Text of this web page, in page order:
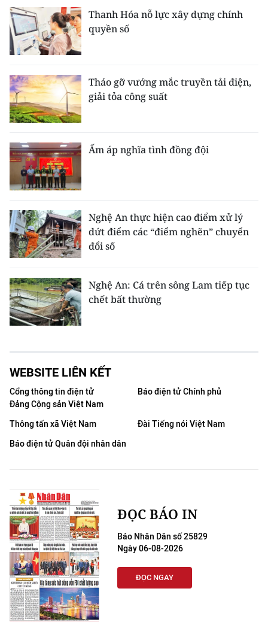
Thanh Hóa nỗ lực xây dựng chính
quyền số
Tháo gỡ vướng mắc truyền tải điện,
giải tỏa công suất
Ấm áp nghĩa tình đồng đội
Nghệ An thực hiện cao điểm xử lý
dứt điểm các “điểm nghẽn” chuyển
đổi số
Nghệ An: Cá trên sông Lam tiếp tục
chết bất thường
WEBSITE LIÊN KẾT
Cổng thông tin điện tử
Đảng Cộng sản Việt Nam
Báo điện tử Chính phủ
Thông tấn xã Việt Nam
Đài Tiếng nói Việt Nam
Báo điện tử Quân đội nhân dân
ĐỌC BÁO IN
Báo Nhân Dân số 25829
Ngày 06-08-2026
ĐỌC NGAY